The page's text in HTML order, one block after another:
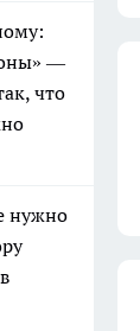
—
что
нужно